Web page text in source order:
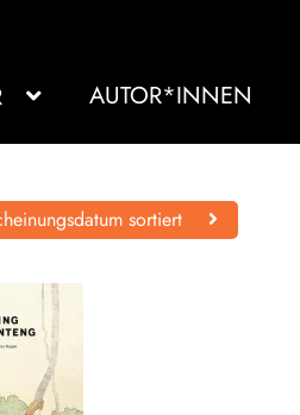
AUTOR*INNEN
sortiert